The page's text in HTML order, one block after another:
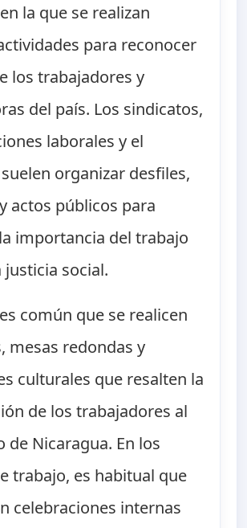
la que se realizan
para reconocer
los trabajadores y
del país. Los sindicatos,
laborales y el
organizar desfiles,
actos públicos para
importancia del trabajo
justicia social.
común que se realicen
mesas redondas y
culturales que resalten la
de los trabajadores al
de Nicaragua. En los
trabajo, es habitual que
celebraciones internas